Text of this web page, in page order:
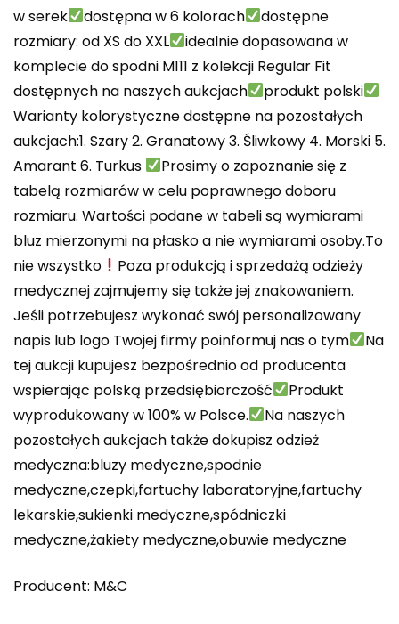
w serek
dostępna w 6 kolorach
dostępne
rozmiary: od XS do XXL
idealnie dopasowana w
komplecie do spodni M111 z kolekcji Regular Fit
dostępnych na naszych aukcjach
produkt polski
Warianty kolorystyczne dostępne na pozostałych
aukcjach:1. Szary 2. Granatowy 3. Śliwkowy 4. Morski 5.
Amarant 6. Turkus
Prosimy o zapoznanie się z
tabelą rozmiarów w celu poprawnego doboru
rozmiaru. Wartości podane w tabeli są wymiarami
bluz mierzonymi na płasko a nie wymiarami osoby.To
nie wszystko
Poza produkcją i sprzedażą odzieży
medycznej zajmujemy się także jej znakowaniem.
Jeśli potrzebujesz wykonać swój personalizowany
napis lub logo Twojej firmy poinformuj nas o tym
Na
tej aukcji kupujesz bezpośrednio od producenta
wspierając polską przedsiębiorczość
Produkt
wyprodukowany w 100% w Polsce.
Na naszych
pozostałych aukcjach także dokupisz odzież
medyczna:bluzy medyczne,spodnie
medyczne,czepki,fartuchy laboratoryjne,fartuchy
lekarskie,sukienki medyczne,spódniczki
medyczne,żakiety medyczne,obuwie medyczne
Producent: M&C